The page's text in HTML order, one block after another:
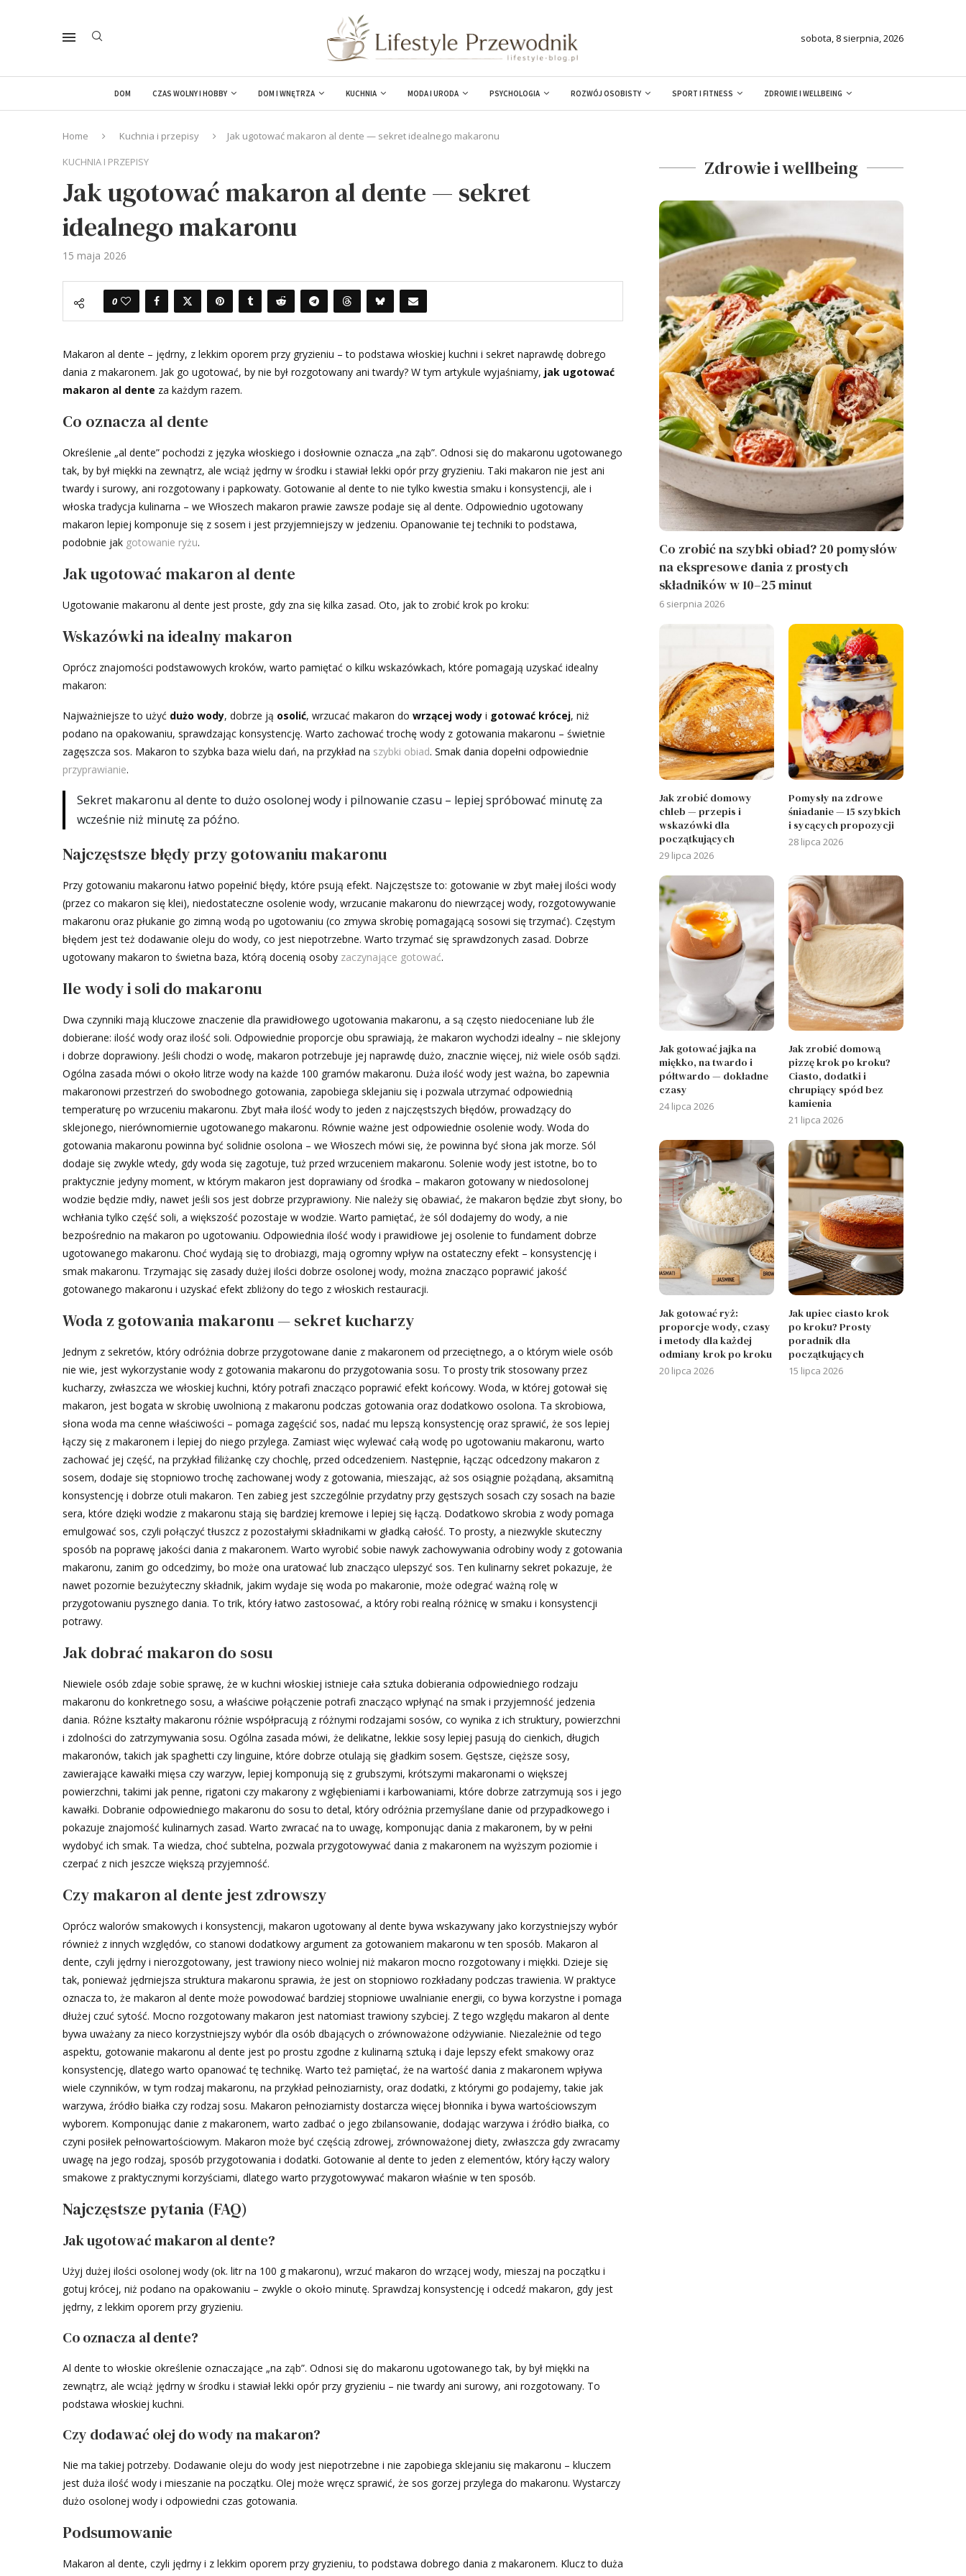
sobota, 8 sierpnia, 2026
DOM CZAS WOLNY I HOBBY DOM I WNĘTRZA KUCHNIA MODA I URODA PSYCHOLOGIA ROZWÓJ OSOBISTY SPORT I FITNESS ZDROWIE I WELLBEING
Home Kuchnia i przepisy
Jak ugotować makaron al dente — sekret idealnego makaronu
KUCHNIA I PRZEPISY
Jak ugotować makaron al dente — sekret
idealnego makaronu
15 maja 2026
0
Makaron al dente – jędrny, z lekkim oporem przy gryzieniu – to podstawa włoskiej kuchni i sekret naprawdę dobrego
dania z makaronem. Jak go ugotować, by nie był rozgotowany ani twardy? W tym artykule wyjaśniamy, jak ugotować
makaron al dente za każdym razem.
Co oznacza al dente
Określenie „al dente” pochodzi z języka włoskiego i dosłownie oznacza „na ząb”. Odnosi się do makaronu ugotowanego
tak, by był miękki na zewnątrz, ale wciąż jędrny w środku i stawiał lekki opór przy gryzieniu. Taki makaron nie jest ani
twardy i surowy, ani rozgotowany i papkowaty. Gotowanie al dente to nie tylko kwestia smaku i konsystencji, ale i
włoska tradycja kulinarna – we Włoszech makaron prawie zawsze podaje się al dente. Odpowiednio ugotowany
makaron lepiej komponuje się z sosem i jest przyjemniejszy w jedzeniu. Opanowanie tej techniki to podstawa,
podobnie jak gotowanie ryżu.
Jak ugotować makaron al dente
Ugotowanie makaronu al dente jest proste, gdy zna się kilka zasad. Oto, jak to zrobić krok po kroku:
Wskazówki na idealny makaron
Oprócz znajomości podstawowych kroków, warto pamiętać o kilku wskazówkach, które pomagają uzyskać idealny
makaron:
Najważniejsze to użyć dużo wody, dobrze ją osolić, wrzucać makaron do wrzącej wody i gotować krócej, niż
podano na opakowaniu, sprawdzając konsystencję. Warto zachować trochę wody z gotowania makaronu – świetnie
zagęszcza sos. Makaron to szybka baza wielu dań, na przykład na szybki obiad. Smak dania dopełni odpowiednie
przyprawianie.
Sekret makaronu al dente to dużo osolonej wody i pilnowanie czasu – lepiej spróbować minutę za
wcześnie niż minutę za późno.
Najczęstsze błędy przy gotowaniu makaronu
Przy gotowaniu makaronu łatwo popełnić błędy, które psują efekt. Najczęstsze to: gotowanie w zbyt małej ilości wody
(przez co makaron się klei), niedostateczne osolenie wody, wrzucanie makaronu do niewrzącej wody, rozgotowywanie
makaronu oraz płukanie go zimną wodą po ugotowaniu (co zmywa skrobię pomagającą sosowi się trzymać). Częstym
błędem jest też dodawanie oleju do wody, co jest niepotrzebne. Warto trzymać się sprawdzonych zasad. Dobrze
ugotowany makaron to świetna baza, którą docenią osoby zaczynające gotować.
Ile wody i soli do makaronu
Dwa czynniki mają kluczowe znaczenie dla prawidłowego ugotowania makaronu, a są często niedoceniane lub źle
dobierane: ilość wody oraz ilość soli. Odpowiednie proporcje obu sprawiają, że makaron wychodzi idealny – nie sklejony
i dobrze doprawiony. Jeśli chodzi o wodę, makaron potrzebuje jej naprawdę dużo, znacznie więcej, niż wiele osób sądzi.
Ogólna zasada mówi o około litrze wody na każde 100 gramów makaronu. Duża ilość wody jest ważna, bo zapewnia
makaronowi przestrzeń do swobodnego gotowania, zapobiega sklejaniu się i pozwala utrzymać odpowiednią
temperaturę po wrzuceniu makaronu. Zbyt mała ilość wody to jeden z najczęstszych błędów, prowadzący do
sklejonego, nierównomiernie ugotowanego makaronu. Równie ważne jest odpowiednie osolenie wody. Woda do
gotowania makaronu powinna być solidnie osolona – we Włoszech mówi się, że powinna być słona jak morze. Sól
dodaje się zwykle wtedy, gdy woda się zagotuje, tuż przed wrzuceniem makaronu. Solenie wody jest istotne, bo to
praktycznie jedyny moment, w którym makaron jest doprawiany od środka – makaron gotowany w niedosolonej
wodzie będzie mdły, nawet jeśli sos jest dobrze przyprawiony. Nie należy się obawiać, że makaron będzie zbyt słony, bo
wchłania tylko część soli, a większość pozostaje w wodzie. Warto pamiętać, że sól dodajemy do wody, a nie
bezpośrednio na makaron po ugotowaniu. Odpowiednia ilość wody i prawidłowe jej osolenie to fundament dobrze
ugotowanego makaronu. Choć wydają się to drobiazgi, mają ogromny wpływ na ostateczny efekt – konsystencję i
smak makaronu. Trzymając się zasady dużej ilości dobrze osolonej wody, można znacząco poprawić jakość
gotowanego makaronu i uzyskać efekt zbliżony do tego z włoskich restauracji.
Woda z gotowania makaronu — sekret kucharzy
Jednym z sekretów, który odróżnia dobrze przygotowane danie z makaronem od przeciętnego, a o którym wiele osób
nie wie, jest wykorzystanie wody z gotowania makaronu do przygotowania sosu. To prosty trik stosowany przez
kucharzy, zwłaszcza we włoskiej kuchni, który potrafi znacząco poprawić efekt końcowy. Woda, w której gotował się
makaron, jest bogata w skrobię uwolnioną z makaronu podczas gotowania oraz dodatkowo osolona. Ta skrobiowa,
słona woda ma cenne właściwości – pomaga zagęścić sos, nadać mu lepszą konsystencję oraz sprawić, że sos lepiej
łączy się z makaronem i lepiej do niego przylega. Zamiast więc wylewać całą wodę po ugotowaniu makaronu, warto
zachować jej część, na przykład filiżankę czy chochlę, przed odcedzeniem. Następnie, łącząc odcedzony makaron z
sosem, dodaje się stopniowo trochę zachowanej wody z gotowania, mieszając, aż sos osiągnie pożądaną, aksamitną
konsystencję i dobrze otuli makaron. Ten zabieg jest szczególnie przydatny przy gęstszych sosach czy sosach na bazie
sera, które dzięki wodzie z makaronu stają się bardziej kremowe i lepiej się łączą. Dodatkowo skrobia z wody pomaga
emulgować sos, czyli połączyć tłuszcz z pozostałymi składnikami w gładką całość. To prosty, a niezwykle skuteczny
sposób na poprawę jakości dania z makaronem. Warto wyrobić sobie nawyk zachowywania odrobiny wody z gotowania
makaronu, zanim go odcedzimy, bo może ona uratować lub znacząco ulepszyć sos. Ten kulinarny sekret pokazuje, że
nawet pozornie bezużyteczny składnik, jakim wydaje się woda po makaronie, może odegrać ważną rolę w
przygotowaniu pysznego dania. To trik, który łatwo zastosować, a który robi realną różnicę w smaku i konsystencji
potrawy.
Jak dobrać makaron do sosu
Niewiele osób zdaje sobie sprawę, że w kuchni włoskiej istnieje cała sztuka dobierania odpowiedniego rodzaju
makaronu do konkretnego sosu, a właściwe połączenie potrafi znacząco wpłynąć na smak i przyjemność jedzenia
dania. Różne kształty makaronu różnie współpracują z różnymi rodzajami sosów, co wynika z ich struktury, powierzchni
i zdolności do zatrzymywania sosu. Ogólna zasada mówi, że delikatne, lekkie sosy lepiej pasują do cienkich, długich
makaronów, takich jak spaghetti czy linguine, które dobrze otulają się gładkim sosem. Gęstsze, cięższe sosy,
zawierające kawałki mięsa czy warzyw, lepiej komponują się z grubszymi, krótszymi makaronami o większej
powierzchni, takimi jak penne, rigatoni czy makarony z wgłębieniami i karbowaniami, które dobrze zatrzymują sos i jego
kawałki. Dobranie odpowiedniego makaronu do sosu to detal, który odróżnia przemyślane danie od przypadkowego i
pokazuje znajomość kulinarnych zasad. Warto zwracać na to uwagę, komponując dania z makaronem, by w pełni
wydobyć ich smak. Ta wiedza, choć subtelna, pozwala przygotowywać dania z makaronem na wyższym poziomie i
czerpać z nich jeszcze większą przyjemność.
Czy makaron al dente jest zdrowszy
Oprócz walorów smakowych i konsystencji, makaron ugotowany al dente bywa wskazywany jako korzystniejszy wybór
również z innych względów, co stanowi dodatkowy argument za gotowaniem makaronu w ten sposób. Makaron al
dente, czyli jędrny i nierozgotowany, jest trawiony nieco wolniej niż makaron mocno rozgotowany i miękki. Dzieje się
tak, ponieważ jędrniejsza struktura makaronu sprawia, że jest on stopniowo rozkładany podczas trawienia. W praktyce
oznacza to, że makaron al dente może powodować bardziej stopniowe uwalnianie energii, co bywa korzystne i pomaga
dłużej czuć sytość. Mocno rozgotowany makaron jest natomiast trawiony szybciej. Z tego względu makaron al dente
bywa uważany za nieco korzystniejszy wybór dla osób dbających o zrównoważone odżywianie. Niezależnie od tego
aspektu, gotowanie makaronu al dente jest po prostu zgodne z kulinarną sztuką i daje lepszy efekt smakowy oraz
konsystencję, dlatego warto opanować tę technikę. Warto też pamiętać, że na wartość dania z makaronem wpływa
wiele czynników, w tym rodzaj makaronu, na przykład pełnoziarnisty, oraz dodatki, z którymi go podajemy, takie jak
warzywa, źródło białka czy rodzaj sosu. Makaron pełnoziarnisty dostarcza więcej błonnika i bywa wartościowszym
wyborem. Komponując danie z makaronem, warto zadbać o jego zbilansowanie, dodając warzywa i źródło białka, co
czyni posiłek pełnowartościowym. Makaron może być częścią zdrowej, zrównoważonej diety, zwłaszcza gdy zwracamy
uwagę na jego rodzaj, sposób przygotowania i dodatki. Gotowanie al dente to jeden z elementów, który łączy walory
smakowe z praktycznymi korzyściami, dlatego warto przygotowywać makaron właśnie w ten sposób.
Najczęstsze pytania (FAQ)
Jak ugotować makaron al dente?
Użyj dużej ilości osolonej wody (ok. litr na 100 g makaronu), wrzuć makaron do wrzącej wody, mieszaj na początku i
gotuj krócej, niż podano na opakowaniu – zwykle o około minutę. Sprawdzaj konsystencję i odcedź makaron, gdy jest
jędrny, z lekkim oporem przy gryzieniu.
Co oznacza al dente?
Al dente to włoskie określenie oznaczające „na ząb”. Odnosi się do makaronu ugotowanego tak, by był miękki na
zewnątrz, ale wciąż jędrny w środku i stawiał lekki opór przy gryzieniu – nie twardy ani surowy, ani rozgotowany. To
podstawa włoskiej kuchni.
Czy dodawać olej do wody na makaron?
Nie ma takiej potrzeby. Dodawanie oleju do wody jest niepotrzebne i nie zapobiega sklejaniu się makaronu – kluczem
jest duża ilość wody i mieszanie na początku. Olej może wręcz sprawić, że sos gorzej przylega do makaronu. Wystarczy
dużo osolonej wody i odpowiedni czas gotowania.
Podsumowanie
Makaron al dente, czyli jędrny i z lekkim oporem przy gryzieniu, to podstawa dobrego dania z makaronem. Klucz to duża
Zdrowie i wellbeing
Co zrobić na szybki obiad? 20 pomysłów
na ekspresowe dania z prostych
składników w 10–25 minut
6 sierpnia 2026
Jak zrobić domowy
chleb — przepis i
wskazówki dla
początkujących
29 lipca 2026
Pomysły na zdrowe
śniadanie — 15 szybkich
i sycących propozycji
28 lipca 2026
Jak gotować jajka na
miękko, na twardo i
półtwardo — dokładne
czasy
24 lipca 2026
Jak zrobić domową
pizzę krok po kroku?
Ciasto, dodatki i
chrupiący spód bez
kamienia
21 lipca 2026
Jak gotować ryż:
proporcje wody, czasy
i metody dla każdej
odmiany krok po kroku
20 lipca 2026
Jak upiec ciasto krok
po kroku? Prosty
poradnik dla
początkujących
15 lipca 2026